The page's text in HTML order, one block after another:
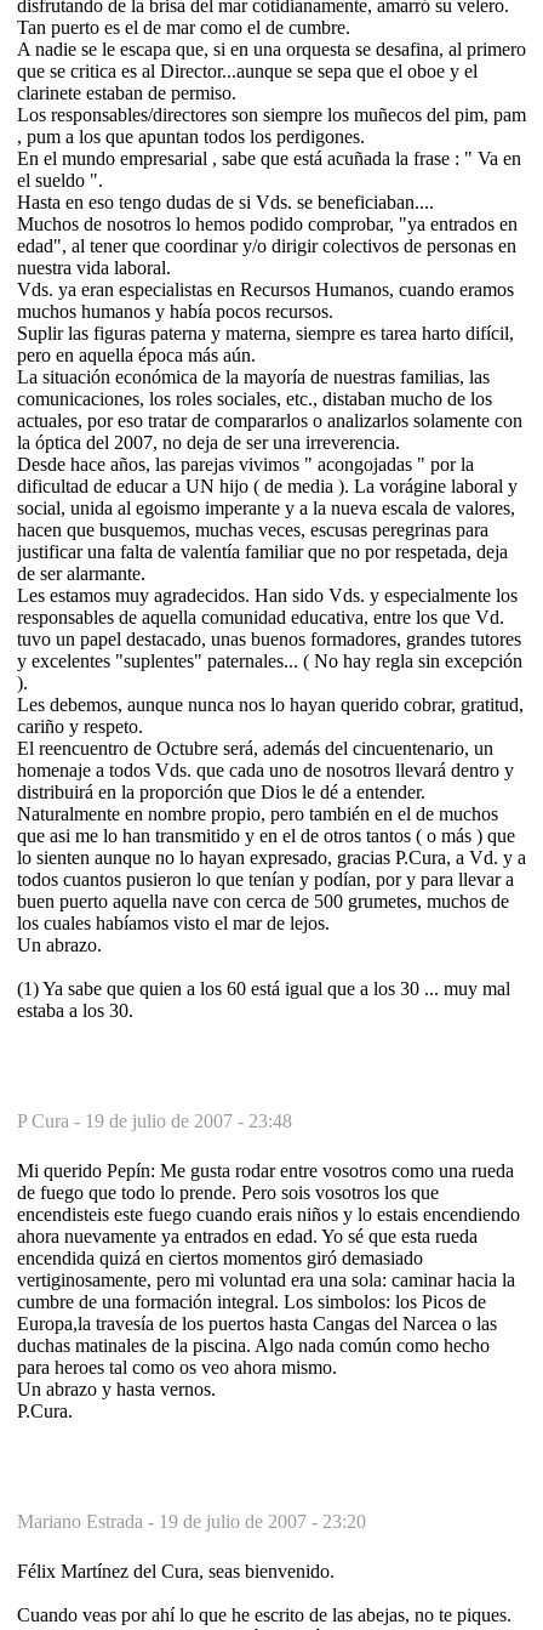
disfrutando de la brisa del mar cotidianamente, amarró su velero.
Tan puerto es el de mar como el de cumbre.
A nadie se le escapa que, si en una orquesta se desafina, al primero
que se critica es al Director...aunque se sepa que el oboe y el
clarinete estaban de permiso.
Los responsables/directores son siempre los muñecos del pim, pam
, pum a los que apuntan todos los perdigones.
En el mundo empresarial , sabe que está acuñada la frase : " Va en
el sueldo ".
Hasta en eso tengo dudas de si Vds. se beneficiaban....
Muchos de nosotros lo hemos podido comprobar, "ya entrados en
edad", al tener que coordinar y/o dirigir colectivos de personas en
nuestra vida laboral.
Vds. ya eran especialistas en Recursos Humanos, cuando eramos
muchos humanos y había pocos recursos.
Suplir las figuras paterna y materna, siempre es tarea harto difícil,
pero en aquella época más aún.
La situación económica de la mayoría de nuestras familias, las
comunicaciones, los roles sociales, etc., distaban mucho de los
actuales, por eso tratar de compararlos o analizarlos solamente con
la óptica del 2007, no deja de ser una irreverencia.
Desde hace años, las parejas vivimos " acongojadas " por la
dificultad de educar a UN hijo ( de media ). La vorágine laboral y
social, unida al egoismo imperante y a la nueva escala de valores,
hacen que busquemos, muchas veces, escusas peregrinas para
justificar una falta de valentía familiar que no por respetada, deja
de ser alarmante.
Les estamos muy agradecidos. Han sido Vds. y especialmente los
responsables de aquella comunidad educativa, entre los que Vd.
tuvo un papel destacado, unas buenos formadores, grandes tutores
y excelentes "suplentes" paternales... ( No hay regla sin excepción
).
Les debemos, aunque nunca nos lo hayan querido cobrar, gratitud,
cariño y respeto.
El reencuentro de Octubre será, además del cincuentenario, un
homenaje a todos Vds. que cada uno de nosotros llevará dentro y
distribuirá en la proporción que Dios le dé a entender.
Naturalmente en nombre propio, pero también en el de muchos
que asi me lo han transmitido y en el de otros tantos ( o más ) que
lo sienten aunque no lo hayan expresado, gracias P.Cura, a Vd. y a
todos cuantos pusieron lo que tenían y podían, por y para llevar a
buen puerto aquella nave con cerca de 500 grumetes, muchos de
los cuales habíamos visto el mar de lejos.
Un abrazo.
(1) Ya sabe que quien a los 60 está igual que a los 30 ... muy mal
estaba a los 30.
P Cura - 19 de julio de 2007 - 23:48
Mi querido Pepín: Me gusta rodar entre vosotros como una rueda
de fuego que todo lo prende. Pero sois vosotros los que
encendisteis este fuego cuando erais niños y lo estais encendiendo
ahora nuevamente ya entrados en edad. Yo sé que esta rueda
encendida quizá en ciertos momentos giró demasiado
vertiginosamente, pero mi voluntad era una sola: caminar hacia la
cumbre de una formación integral. Los simbolos: los Picos de
Europa,la travesía de los puertos hasta Cangas del Narcea o las
duchas matinales de la piscina. Algo nada común como hecho
para heroes tal como os veo ahora mismo.
Un abrazo y hasta vernos.
P.Cura.
Mariano Estrada - 19 de julio de 2007 - 23:20
Félix Martínez del Cura, seas bienvenido.
Cuando veas por ahí lo que he escrito de las abejas, no te piques.